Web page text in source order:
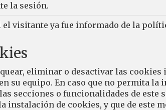
la sesión.
visitante ya fue informado de la
eliminar o desactivar las cookies
su equipo. En caso que no permita la
secciones o funcionalidades de este
de cookies, y que de este